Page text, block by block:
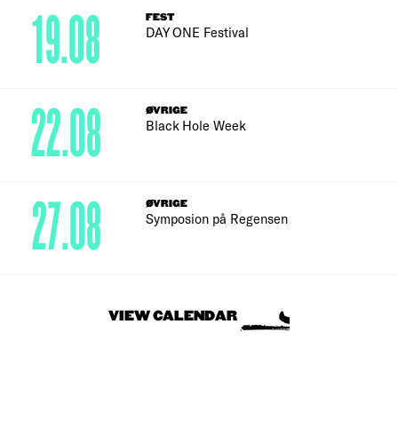
FEST
DAY ONE Festival
19.08
ØVRIGE
Black Hole Week
22.08
ØVRIGE
Symposion på Regensen
27.08
VIEW CALENDAR